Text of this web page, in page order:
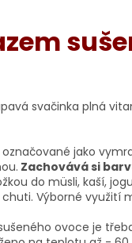
svačinka plná
jako
Zachovává si
do müsli, kaší,
Výborné využití
ovoce je